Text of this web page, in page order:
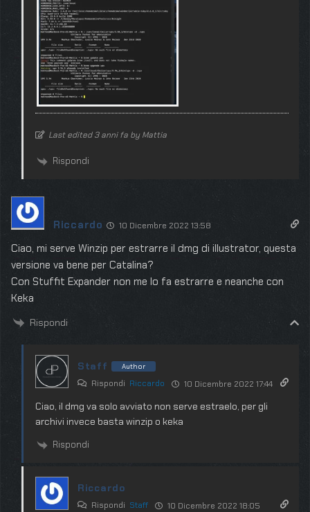
Last edited 3 anni fa by Mattia
Rispondi
Riccardo 10 Dicembre 2022 13:58
Ciao, mi serve Winzip per estrarre il dmg di illustrator, questa
versione va bene per Catalina?
Con Stuffit Expander non me lo fa estrarre e neanche con
Keka
Rispondi
Staff Author
Rispondi Riccardo 10 Dicembre 2022 17:44
Ciao, il dmg va solo avviato non serve estraelo, per gli
archivi invece basta winzip o keka
Rispondi
Riccardo
Rispondi Staff 10 Dicembre 2022 18:05